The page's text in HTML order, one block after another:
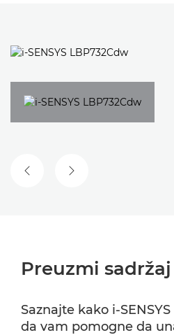
PRETHODNI SLAJD
SLEDEĆI SLAJD
Preuzmi sadržaj
Saznajte kako i-
da vam pomogne da